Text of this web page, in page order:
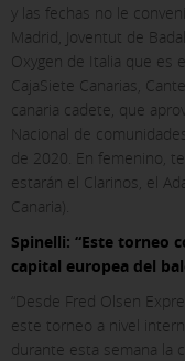
y las fechas no le
Madrid, Joventut de
Oxygen de Italia que es
CajaSiete Canarias,
canaria cadete, que
Nacional de
de 2020. En femenino,
estarán el Clarinos, el
Canaria).
Spinelli: “Este torneo
capital europea del
“Desde Fred Olsen
este torneo a nivel
durante esta semana la